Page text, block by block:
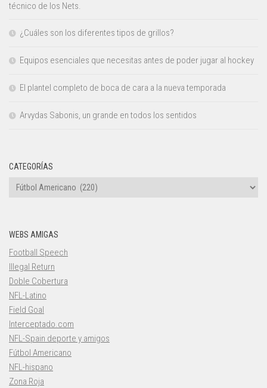
técnico de los Nets.
¿Cuáles son los diferentes tipos de grillos?
Equipos esenciales que necesitas antes de poder jugar al hockey
El plantel completo de boca de cara a la nueva temporada
Arvydas Sabonis, un grande en todos los sentidos
CATEGORÍAS
Categorías
WEBS AMIGAS
Football Speech
Illegal Return
Doble Cobertura
NFL-Latino
Field Goal
Interceptado.com
NFL-Spain deporte y amigos
Fútbol Americano
NFL-hispano
Zona Roja